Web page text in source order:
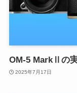
OM-5 MarkⅡの
2025年7月17日